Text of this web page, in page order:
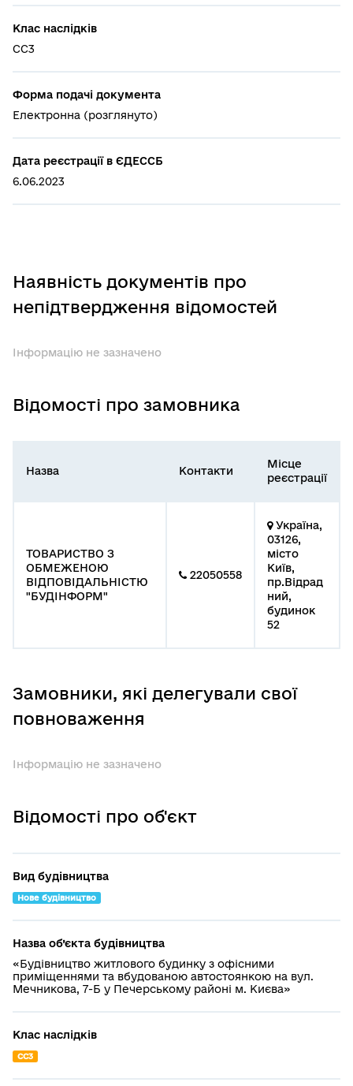
Клас наслідків
СС3
Форма подачі документа
Електронна (розглянуто)
Дата реєстрації в ЄДЕССБ
6.06.2023
Наявність документів про
непідтвердження відомостей
Інформацію не зазначено
Відомості про замовника
Назва Контакти
Місце
реєстрації
ТОВАРИСТВО З
ОБМЕЖЕНОЮ
ВІДПОВІДАЛЬНІСТЮ
"БУДІНФОРМ"
22050558
Україна,
03126,
місто
Київ,
пр.Відрад
ний,
будинок
52
Замовники, які делегували свої
повноваження
Інформацію не зазначено
Відомості про об'єкт
Вид будівництва
Нове будівництво
Назва об’єкта будівництва
«Будівництво житлового будинку з офісними
приміщеннями та вбудованою автостоянкою на вул.
Мечникова, 7-Б у Печерському районі м. Києва»
Клас наслідків
СС3